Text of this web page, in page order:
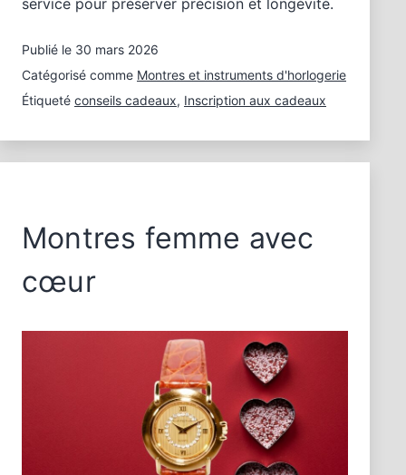
Publié le 30 mars 2026
Catégorisé comme Montres et instruments d'horlogerie
Étiqueté conseils cadeaux, Inscription aux cadeaux
Montres femme avec
cœur